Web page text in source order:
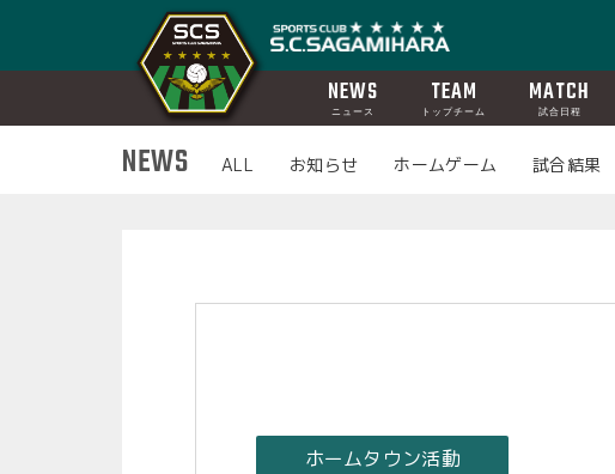
NEWS
ニュース
TEAM
トップチーム
MATCH
試合日程
NEWS ALL お知らせ ホームゲーム 試合結果
ホームタウン活動